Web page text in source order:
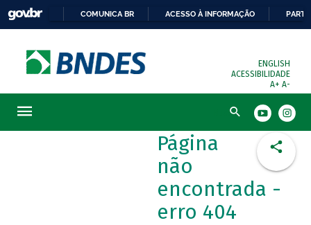
COMUNICA BR ACESSO À INFORMAÇÃO
ENGLISH
ACESSIBILIDADE
A+ A-
Busca
Página
não
encontrada -
erro 404